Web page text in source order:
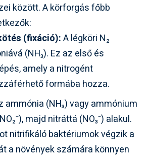
között. A körforgás főbb
(fixáció):A légköri N₂
(NH₃). Ez az első és
amely a nitrogént
formába hozza.
ammónia (NH₃) vagy ammónium
majd nitráttá (NO₃⁻) alakul.
nitrifikáló baktériumok végzik a
a növények számára könnyen